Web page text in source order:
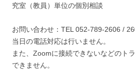
究室（教員）単位の個別相談
お問い合わせ：TEL 052-789-2606 /
当日の電話対応は行いません。
また、Zoomに接続できないなどのト
できません。